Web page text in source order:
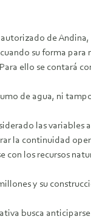
de
su forma
ello se contará
de agua, ni
las
la continuidad
los recursos
y su
busca